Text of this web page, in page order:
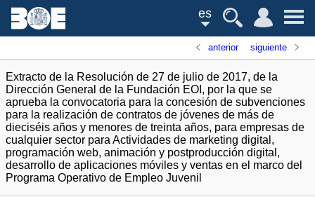
es
anterior siguiente
Extracto de la Resolución de 27 de julio de 2017, de la
Dirección General de la Fundación EOI, por la que se
aprueba la convocatoria para la concesión de subvenciones
para la realización de contratos de jóvenes de más de
dieciséis años y menores de treinta años, para empresas de
cualquier sector para Actividades de marketing digital,
programación web, animación y postproducción digital,
desarrollo de aplicaciones móviles y ventas en el marco del
Programa Operativo de Empleo Juvenil